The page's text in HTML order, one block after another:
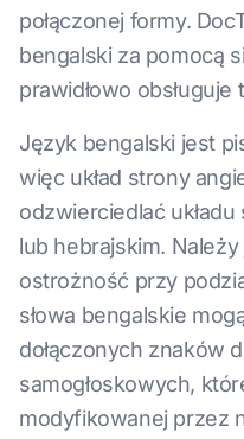
połączonej formy.
bengalski za pomocą
prawidłowo obsługuje
Język bengalski jest
więc układ strony
odzwierciedlać
lub hebrajskim.
ostrożność przy
słowa bengalskie
dołączonych znaków
samogłoskowych,
modyfikowanej przez